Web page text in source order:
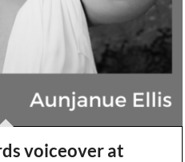
voiceover at